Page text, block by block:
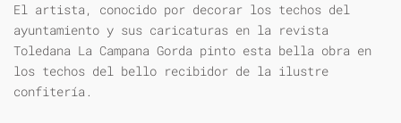
El artista, conocido por decorar los techos del
ayuntamiento y sus caricaturas en la revista
Toledana La Campana Gorda pinto esta bella obra en
los techos del bello recibidor de la ilustre
confitería.